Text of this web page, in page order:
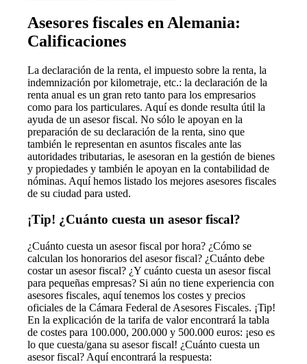
Asesores fiscales en Alemania:
Calificaciones
La declaración de la renta, el impuesto sobre la renta, la
indemnización por kilometraje, etc.: la declaración de la
renta anual es un gran reto tanto para los empresarios
como para los particulares. Aquí es donde resulta útil la
ayuda de un asesor fiscal. No sólo le apoyan en la
preparación de su declaración de la renta, sino que
también le representan en asuntos fiscales ante las
autoridades tributarias, le asesoran en la gestión de bienes
y propiedades y también le apoyan en la contabilidad de
nóminas. Aquí hemos listado los mejores asesores fiscales
de su ciudad para usted.
¡Tip! ¿Cuánto cuesta un asesor fiscal?
¿Cuánto cuesta un asesor fiscal por hora? ¿Cómo se
calculan los honorarios del asesor fiscal? ¿Cuánto debe
costar un asesor fiscal? ¿Y cuánto cuesta un asesor fiscal
para pequeñas empresas? Si aún no tiene experiencia con
asesores fiscales, aquí tenemos los costes y precios
oficiales de la Cámara Federal de Asesores Fiscales. ¡Tip!
En la explicación de la tarifa de valor encontrará la tabla
de costes para 100.000, 200.000 y 500.000 euros: ¡eso es
lo que cuesta/gana su asesor fiscal! ¿Cuánto cuesta un
asesor fiscal? Aquí encontrará la respuesta: